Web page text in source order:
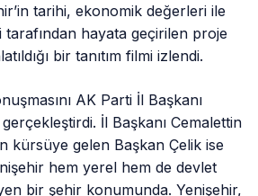
tarihi, ekonomik değerleri ile
tarafından hayata geçirilen proje
bir tanıtım filmi izlendi.
AK Parti İl Başkanı
İl Başkanı Cemalettin
kürsüye gelen Başkan Çelik ise
hem yerel hem de devlet
bir şehir konumunda. Yenişehir,